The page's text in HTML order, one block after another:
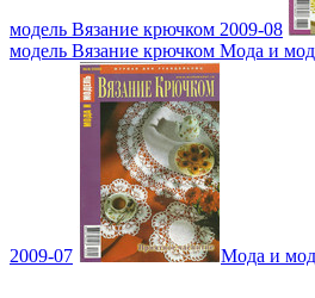
модель Вязание крючком 2009-08
модель Вязание крючком Мода и
2009-07 Мода и